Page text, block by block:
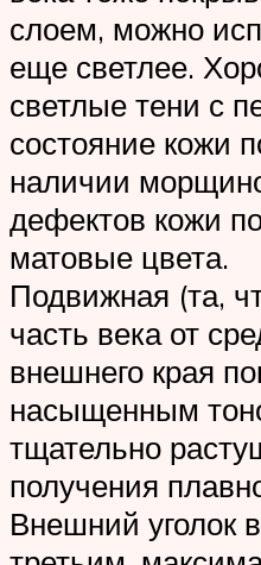
слоем, можно
еще светлее.
светлые тени с
состояние кожи
наличии
дефектов кожи
матовые цвета.
Подвижная (та,
часть века от
внешнего края
насыщенным
тщательно
получения
Внешний уголок